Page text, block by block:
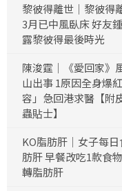
黎彼得離世｜黎彼得
3月已中風臥床 好友
露黎彼得最後時光
陳浚霆｜《愛回家》
山出事 1原因全身爆
容」急回港求醫【附
蟲貼士】
KO脂肪肝｜女子每
肪肝 早餐改吃1款食
轉脂肪肝